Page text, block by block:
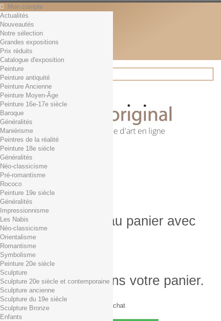
Mon compte
Contact
Français
English
Français
Actualités
Rechercher
Première librairie d'art en ligne
Panier (vide)
Aucun produit
0,01€ dès 29€ d'achat
0,00 € Total
Commander
Produit ajouté au panier avec
succès
Quantité
Total
Il y a 1 produit dans votre panier.
Total produits TTC
Frais de port TTC
0,01€ dès 29€ d'achat
Total TTC
Actualités
Nouveautés
Notre sélection
Grandes expositions
Prix réduits
Catalogue d'exposition
Peinture
Peinture antiquité
Peinture Ancienne
Peinture Moyen-Âge
Peinture 16e-17e siècle
Baroque
Généralités
Maniérisme
Peintres de la réalité
Peinture 18e siècle
Généralités
Néo-classicisme
Pré-romantisme
Rococo
Peinture 19e siècle
Généralités
Impressionnisme
Les Nabis
Néo-classicisme
Orientalisme
Romantisme
Symbolisme
Peinture 20e siècle
Sculpture
Sculpture 20e siècle et contemporaine
Sculpture ancienne
Sculpture du 19e siècle
Sculpture Bronze
Enfants